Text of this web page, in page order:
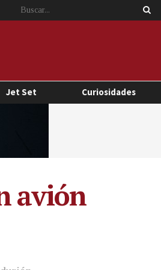
Jet Set Curiosidades
avión